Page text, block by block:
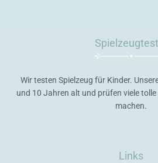
Wir testen Spielzeug für Kinder.
und 10 Jahren alt und prüfen viele
machen.
Links